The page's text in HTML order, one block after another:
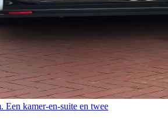
Een kamer-en-suite en twee